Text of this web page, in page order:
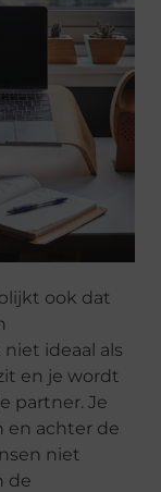
ook dat
ideaal als
en je wordt
partner. Je
en achter de
niet
de